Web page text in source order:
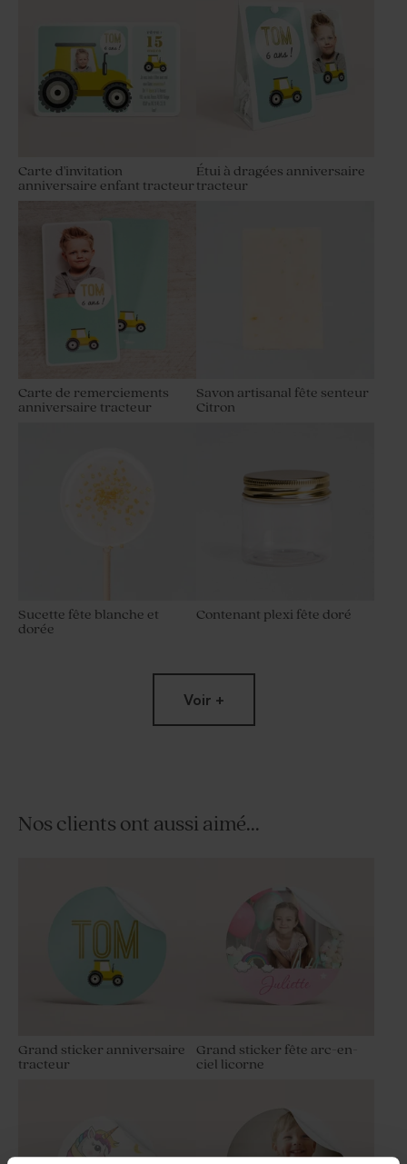
Carte d'invitation
anniversaire enfant tracteur
Étui à dragées anniversaire
tracteur
Carte de remerciements
anniversaire tracteur
Savon artisanal fête senteur
Citron
Sucette fête blanche et
dorée
Contenant plexi fête doré
195 gr (± 507 ex)
Voir +
Nos clients ont aussi aimé...
Grand sticker anniversaire
tracteur
Grand sticker fête arc-en-
ciel licorne